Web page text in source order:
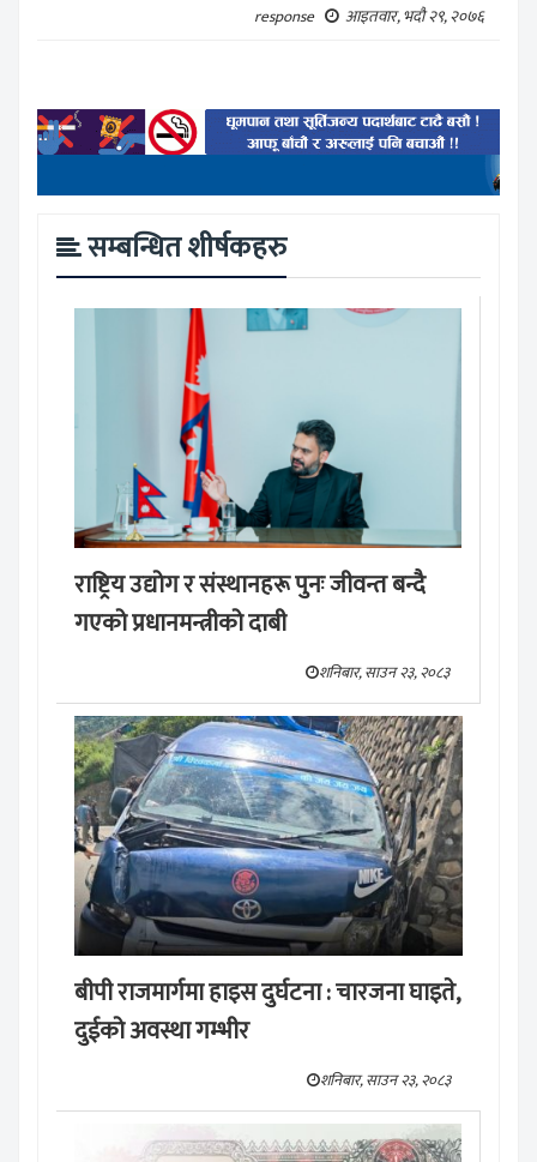
response
आइतवार, भदौ २९, २०७६
सम्बन्धित शीर्षकहरु
राष्ट्रिय उद्योग र संस्थानहरू पुनः जीवन्त बन्दै
गएको प्रधानमन्त्रीको दाबी
शनिबार, साउन २३, २०८३
बीपी राजमार्गमा हाइस दुर्घटना : चारजना घाइते,
दुईको अवस्था गम्भीर
शनिबार, साउन २३, २०८३